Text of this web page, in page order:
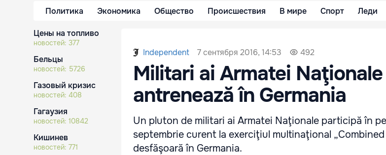
Политика Экономика Общество Происшествия В мире Спорт Леди
Цены на топливо
новостей: 377
Бельцы
новостей: 5726
Газовый кризис
новостей: 408
Гагаузия
новостей: 10842
Кишинев
новостей: 771
Independent 7 сентября 2016, 14:53 492
Militari ai Armatei Naţionale
antrenează în Germania
Un pluton de militari ai Armatei Naţionale participă în
septembrie curent la exerciţiul multinaţional „Combined
desfăşoară în Germania.